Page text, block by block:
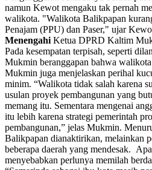
namun Kewot mengaku tak pernah
walikota. "Walikota Balikpapan
Penajam (PPU) dan Paser," ujar
Menengahi Ketua DPRD Kaltim
Pada kesempatan terpisah, seperti
Mukmin beranggapan bahwa
Mukmin juga menjelaskan perihal
minim. “Walikota tidak salah karena
usulan proyek pembangunan yang
memang itu. Sementara mengenai
itu lebih karena strategi pemerintah
pembangunan,” jelas Mukmin.
Balikpapan dianaktirikan, melainkan
beberapa daerah yang mendesak.
menyebabkan perlunya memilah